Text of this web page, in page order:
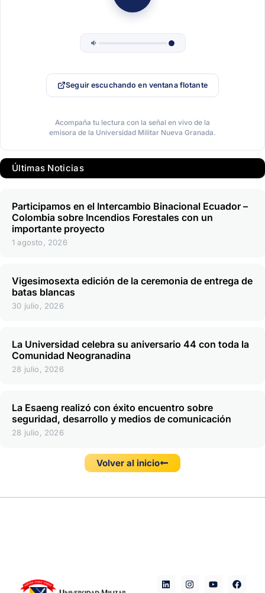
Seguir escuchando en ventana flotante
Acompaña tu lectura con la señal en vivo de la
emisora de la Universidad Militar Nueva Granada.
Últimas Noticias
Participamos en el Intercambio Binacional Ecuador –
Colombia sobre Incendios Forestales con un
importante proyecto
1 agosto, 2026
Vigesimosexta edición de la ceremonia de entrega de
batas blancas
30 julio, 2026
La Universidad celebra su aniversario 44 con toda la
Comunidad Neogranadina
28 julio, 2026
La Esaeng realizó con éxito encuentro sobre
seguridad, desarrollo y medios de comunicación
28 julio, 2026
Volver al inicio